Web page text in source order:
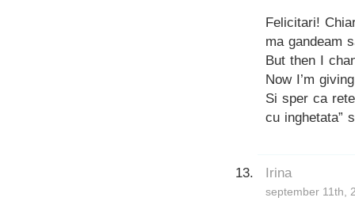
Felicitari!
ma gandeam
But then I
Now I’m
Si sper ca
cu inghetata”
Irina
september 11th,